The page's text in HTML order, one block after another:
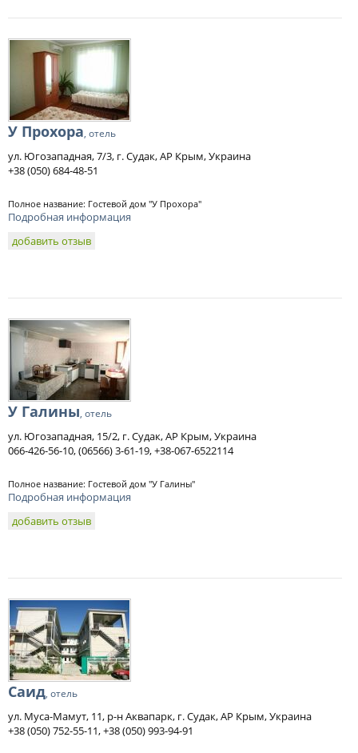
У Прохора, отель
ул. Югозападная, 7/3, г. Судак, АР Крым, Украина
+38 (050) 684-48-51
Полное название: Гостевой дом "У Прохора"
Подробная информация
добавить отзыв
У Галины, отель
ул. Югозападная, 15/2, г. Судак, АР Крым, Украина
066-426-56-10, (06566) 3-61-19, +38-067-6522114
Полное название: Гостевой дом "У Галины"
Подробная информация
добавить отзыв
Саид, отель
ул. Муса-Мамут, 11, р-н Аквапарк, г. Судак, АР Крым, Украина
+38 (050) 752-55-11, +38 (050) 993-94-91